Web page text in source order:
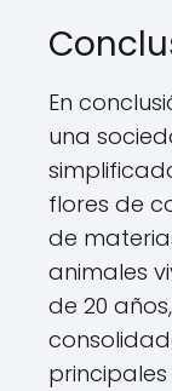
En
una
flores de
de
animales
de 20